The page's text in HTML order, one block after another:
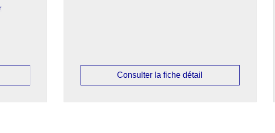
Consulter la fiche détail